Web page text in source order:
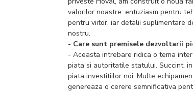
valorilor noastre: entuziasm pentru
pentru viitor, iar detalii suplimentare
nostru.
- Care sunt premisele dezvoltarii
- Aceasta intrebare ridica o tema
piata si autoritatile statului. Succint,
piata investitiilor noi. Multe
genereaza o cerere semnificativa